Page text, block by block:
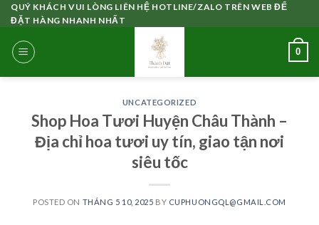
Skip
to
content
QUÝ KHÁCH VUI LÒNG LIÊN HỆ HOTLINE/ZALO TRÊN WEB ĐỂ
ĐẶT HÀNG NHANH NHẤT
0
UNCATEGORIZED
Shop Hoa Tươi Huyện Châu Thành –
Địa chỉ hoa tươi uy tín, giao tận nơi
siêu tốc
POSTED ON THÁNG 5 10, 2025 BY CUPHUONGQL@GMAIL.COM